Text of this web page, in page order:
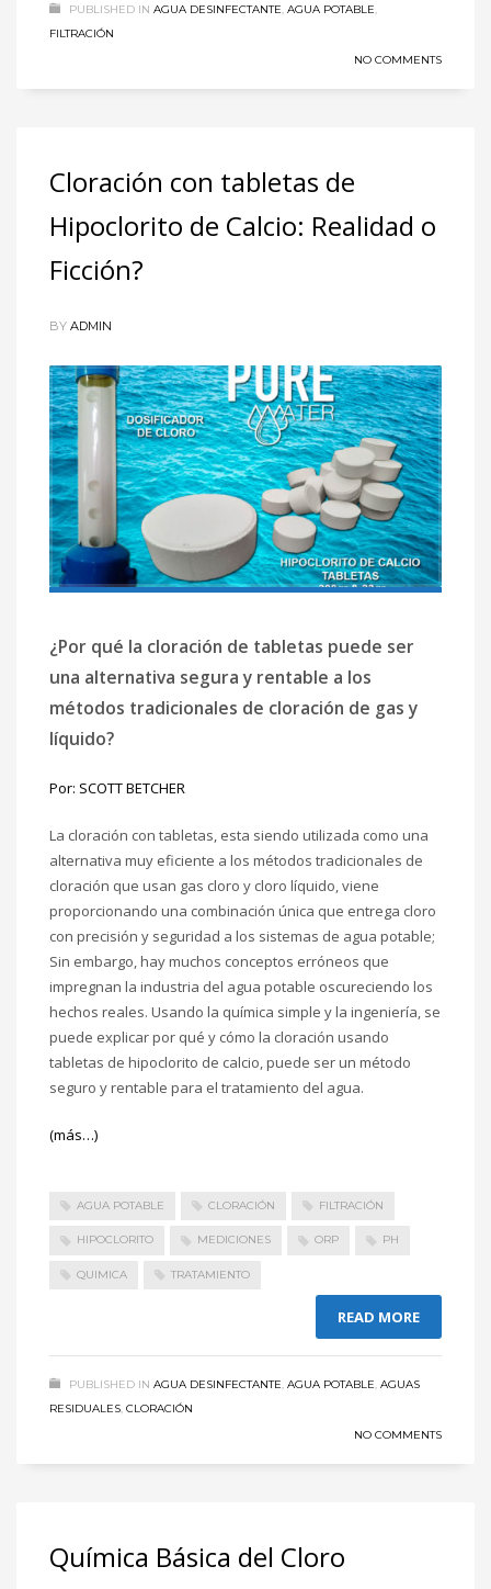
PUBLISHED IN AGUA DESINFECTANTE, AGUA POTABLE,
FILTRACIÓN
NO COMMENTS
Cloración con tabletas de
Hipoclorito de Calcio: Realidad o
Ficción?
BY ADMIN
¿Por qué la cloración de tabletas puede ser
una alternativa segura y rentable a los
métodos tradicionales de cloración de gas y
líquido?
Por: SCOTT BETCHER
La cloración con tabletas, esta siendo utilizada como una
alternativa muy eficiente a los métodos tradicionales de
cloración que usan gas cloro y cloro líquido, viene
proporcionando una combinación única que entrega cloro
con precisión y seguridad a los sistemas de agua potable;
Sin embargo, hay muchos conceptos erróneos que
impregnan la industria del agua potable oscureciendo los
hechos reales. Usando la química simple y la ingeniería, se
puede explicar por qué y cómo la cloración usando
tabletas de hipoclorito de calcio, puede ser un método
seguro y rentable para el tratamiento del agua.
(más…)
AGUA POTABLE CLORACIÓN FILTRACIÓN
HIPOCLORITO MEDICIONES ORP PH
QUIMICA TRATAMIENTO
READ MORE
PUBLISHED IN AGUA DESINFECTANTE, AGUA POTABLE, AGUAS
RESIDUALES, CLORACIÓN
NO COMMENTS
Química Básica del Cloro